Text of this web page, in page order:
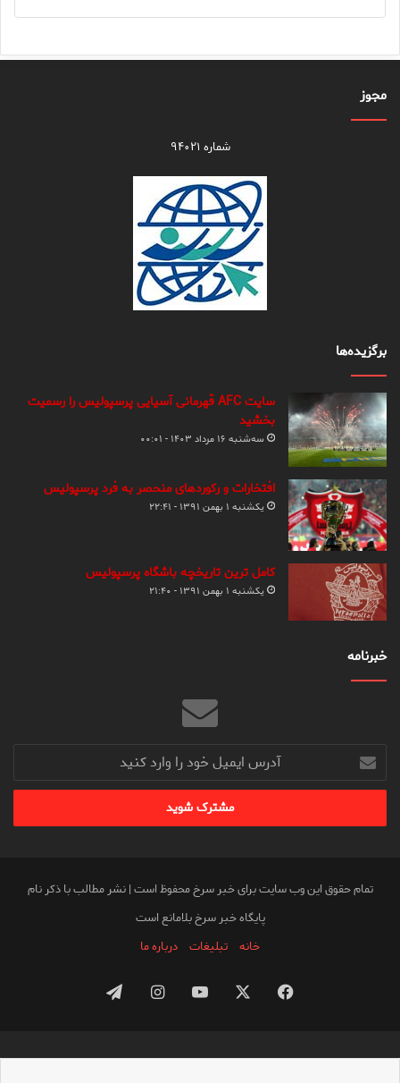
مجوز
شماره ۹۴۰۲۱
برگزیده‌ها
سایت AFC قهرمانی آسیایی پرسپولیس را رسمیت
بخشید
سه‌شنبه ۱۶ مرداد ۱۴۰۳ - ۰۰:۰۱
افتخارات و رکوردهای منحصر به فرد پرسپولیس
یکشنبه ۱ بهمن ۱۳۹۱ - ۲۲:۴۱
کامل ترین تاریخچه باشگاه پرسپولیس
یکشنبه ۱ بهمن ۱۳۹۱ - ۲۱:۴۰
خبرنامه
آدرس
ایمیل
خود
وارد
تمام حقوق این وب سایت برای خبر سرخ محفوظ است | نشر مطالب با ذکر نام
پایگاه خبر سرخ بلامانع است
خانه
تبلیغات درباره ما
فیس
یوتیوباینستاگرامتلگرام